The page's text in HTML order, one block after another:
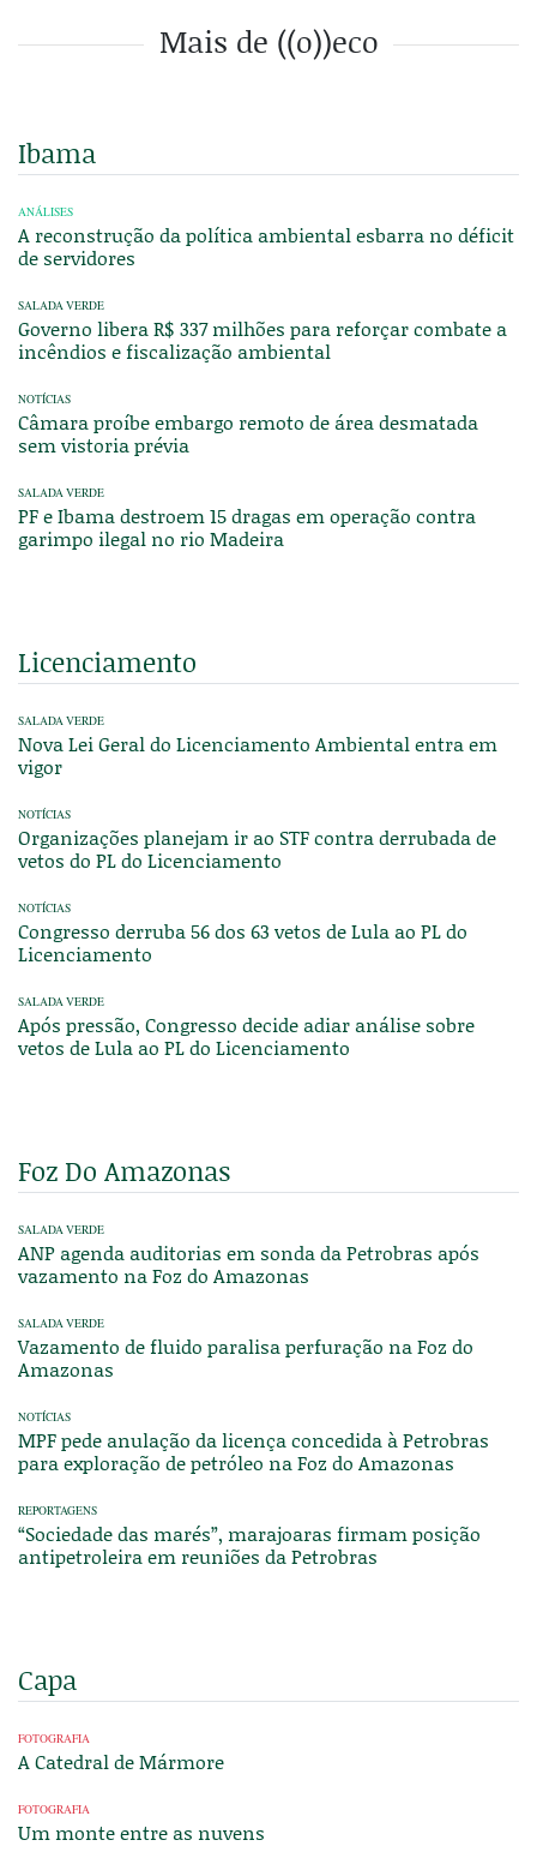
Mais de ((o))eco
Ibama
ANÁLISES
A reconstrução da política ambiental esbarra no déficit
de servidores
SALADA VERDE
Governo libera R$ 337 milhões para reforçar combate a
incêndios e fiscalização ambiental
NOTÍCIAS
Câmara proíbe embargo remoto de área desmatada
sem vistoria prévia
SALADA VERDE
PF e Ibama destroem 15 dragas em operação contra
garimpo ilegal no rio Madeira
Licenciamento
SALADA VERDE
Nova Lei Geral do Licenciamento Ambiental entra em
vigor
NOTÍCIAS
Organizações planejam ir ao STF contra derrubada de
vetos do PL do Licenciamento
NOTÍCIAS
Congresso derruba 56 dos 63 vetos de Lula ao PL do
Licenciamento
SALADA VERDE
Após pressão, Congresso decide adiar análise sobre
vetos de Lula ao PL do Licenciamento
Foz Do Amazonas
SALADA VERDE
ANP agenda auditorias em sonda da Petrobras após
vazamento na Foz do Amazonas
SALADA VERDE
Vazamento de fluido paralisa perfuração na Foz do
Amazonas
NOTÍCIAS
MPF pede anulação da licença concedida à Petrobras
para exploração de petróleo na Foz do Amazonas
REPORTAGENS
“Sociedade das marés”, marajoaras firmam posição
antipetroleira em reuniões da Petrobras
Capa
FOTOGRAFIA
A Catedral de Mármore
FOTOGRAFIA
Um monte entre as nuvens